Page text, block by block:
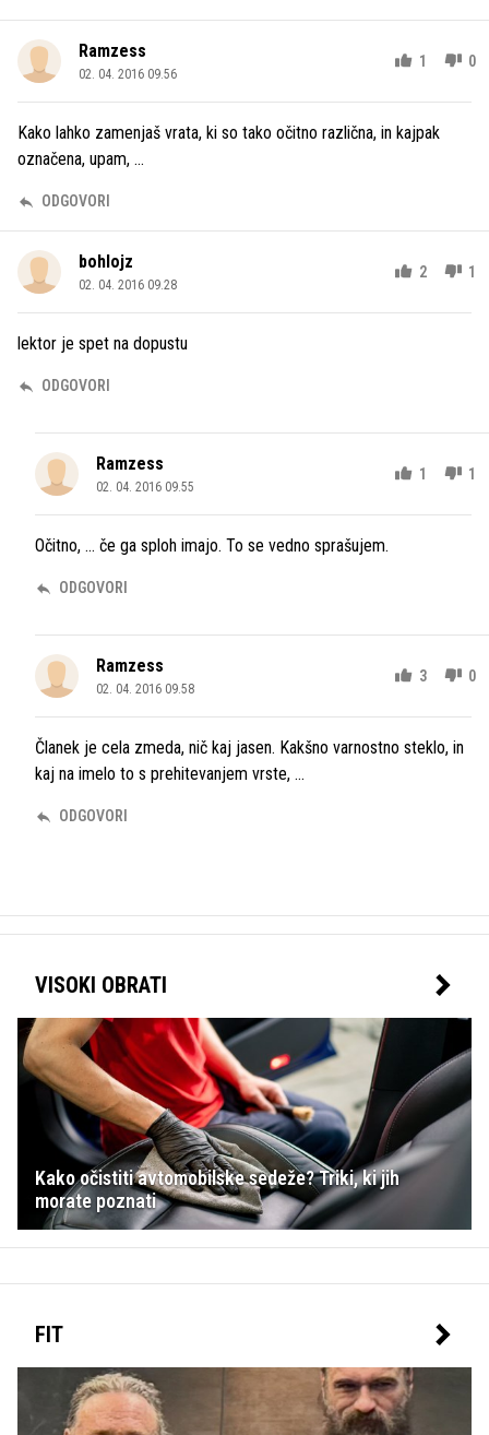
Ramzess
02. 04. 2016 09.56
1 0
Kako lahko zamenjaš vrata, ki so tako očitno različna, in kajpak
označena, upam, ...
ODGOVORI
bohlojz
02. 04. 2016 09.28
2 1
lektor je spet na dopustu
ODGOVORI
Ramzess
02. 04. 2016 09.55
1 1
Očitno, ... če ga sploh imajo. To se vedno sprašujem.
ODGOVORI
Ramzess
02. 04. 2016 09.58
3 0
Članek je cela zmeda, nič kaj jasen. Kakšno varnostno steklo, in
kaj na imelo to s prehitevanjem vrste, ...
ODGOVORI
VISOKI OBRATI
Kako očistiti avtomobilske sedeže? Triki, ki jih
morate poznati
FIT